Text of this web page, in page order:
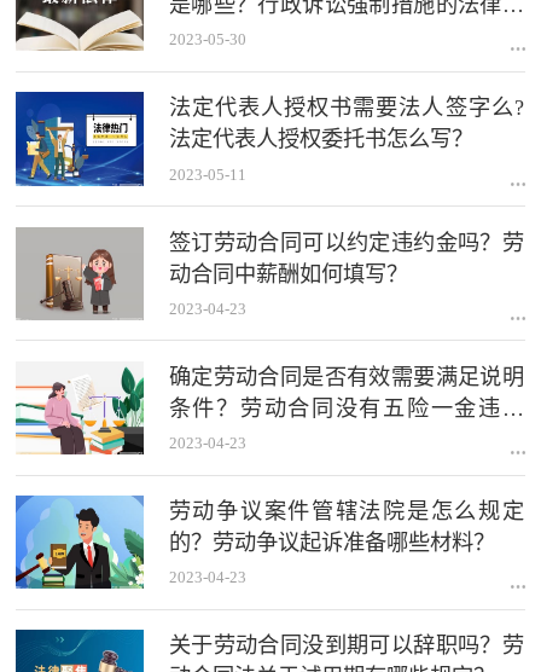
是哪些？行政诉讼强制措施的法律依
据是什么？
2023-05-30
法定代表人授权书需要法人签字么?
法定代表人授权委托书怎么写？
2023-05-11
签订劳动合同可以约定违约金吗？劳
动合同中薪酬如何填写？
2023-04-23
确定劳动合同是否有效需要满足说明
条件？劳动合同没有五险一金违法
吗？
2023-04-23
劳动争议案件管辖法院是怎么规定
的？劳动争议起诉准备哪些材料？
2023-04-23
关于劳动合同没到期可以辞职吗？劳